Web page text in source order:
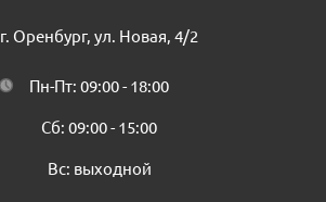
г. Оренбург, ул. Новая, 4/2
Пн-Пт: 09:00 - 18:00
Сб: 09:00 - 15:00
Вс: выходной